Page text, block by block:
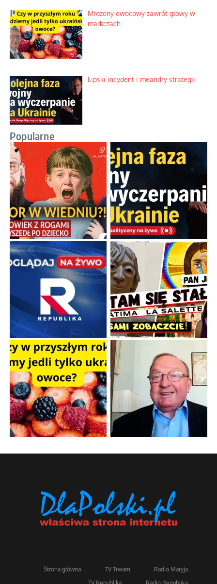
Mrożony owocowy zawrót głowy w
marketach
Lipski incydent i meandry strategii
Popularne
Strona główna TV Trwam
Radio Maryja